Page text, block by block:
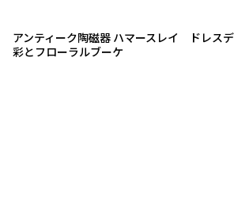
アンティーク陶磁器 ハマースレイ ドレ
彩とフローラルブーケ